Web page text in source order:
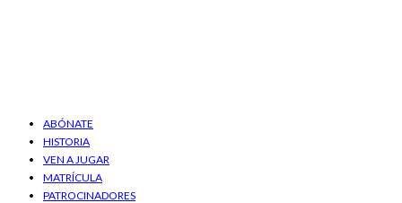
ABÓNATE
HISTORIA
VEN A JUGAR
MATRÍCULA
PATROCINADORES